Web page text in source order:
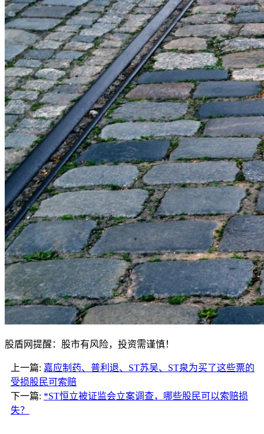
股盾网提醒：股市有风险，投资需谨慎！
上一篇: 嘉应制药、普利退、ST苏吴、ST泉为买了这些票的
受损股民可索赔
下一篇: *ST恒立被证监会立案调查，哪些股民可以索赔损
失？